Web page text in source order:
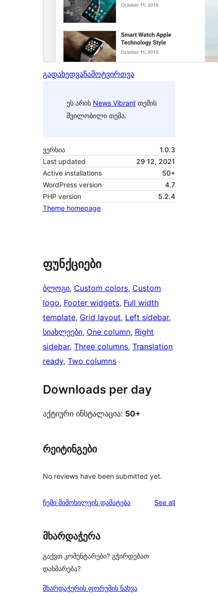
გადახედვაჩამოტვირთვა
ეს არის News Vibrantთემის
შვილობილი თემა.
ვერსია
1.0.3
Last updated
29 12, 2021
Active installations
50+
WordPress version
4.7
PHP version
5.2.4
Theme homepage
ფუნქციები
ბლოგი, Custom colors, Custom
logo, Footer widgets, Full width
template, Grid layout, Left sidebar
სიახლეები, One column, Right
sidebar, Three columns, Translation
ready, Two columns
Downloads per day
აქტიური ინსტალაცია: 50+
რეიტინგები
No reviews have been submitted yet.
ჩემი მიმოხილვის დამატება See allreviews
მხარდაჭერა
გაქვთ კომენტარები? გჭირდებათ
დახმარება?
მხარდაჭერის ფორუმის ნახვა